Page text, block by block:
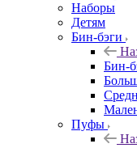
Наборы
Детям
Бин-бэги
Бин-
Пуфы